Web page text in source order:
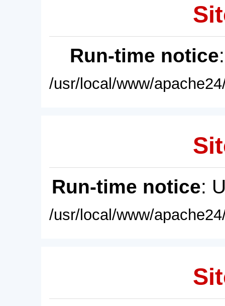
Run-time notice
/usr/local/www/
Run-time notice:
/usr/local/www/